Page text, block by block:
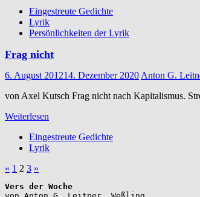
Eingestreute Gedichte
Lyrik
Persönlichkeiten der Lyrik
Frag nicht
6. August 201214. Dezember 2020 Anton G.
von Axel Kutsch Frag nicht nach Kapitalismus.
Weiterlesen
Eingestreute Gedichte
Lyrik
Seitennummerierung
der
Beiträge
« Vorherige
1 2 3 Nächste
»
Vers der Woche